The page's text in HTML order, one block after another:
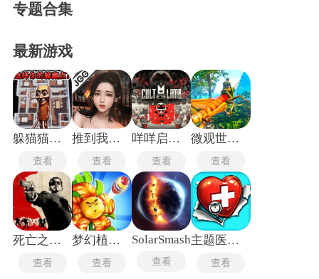
专题合集
最新游戏
躲猫猫行动手机版
查看
推到我总裁
查看
咩咩启示录安卓版
查看
微观世界生存
查看
死亡之屋2重制版
查看
梦幻植物城
查看
SolarSmash
查看
主题医院单机版
查看